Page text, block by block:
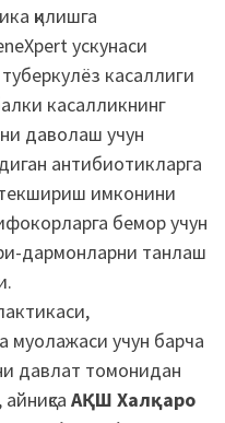
қилишга
ускунаси
касаллиги
касалликнинг
даволаш учун
антибиотикларга
имконини
бемор учун
дармонларни танлаш
муолажаси учун барча
давлат томонидан
АҚШ Халқаро